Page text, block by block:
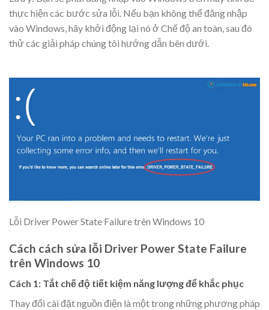
thực hiện các bước sửa lỗi. Nếu bạn không thể đăng nhập
vào Windows, hãy khởi động lại nó ở Chế độ an toàn, sau đó
thử các giải pháp chúng tôi hướng dẫn bên dưới.
Lỗi Driver Power State Failure trên Windows 10
Cách cách sửa lỗi Driver Power State Failure
trên Windows 10
Cách 1: Tắt chế độ tiết kiệm năng lượng để khắc phục
Thay đổi cài đặt nguồn điện là một trong những phương pháp